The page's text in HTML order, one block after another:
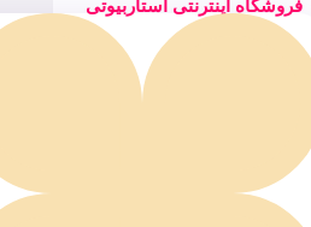
فروشگاه اینترنتی استاربیوتی